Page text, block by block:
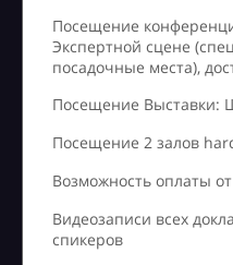
Посещение
Экспертной сцене
посадочные места),
Посещение Выставки:
Посещение 2 залов
Возможность оплаты
Видеозаписи всех
спикеров